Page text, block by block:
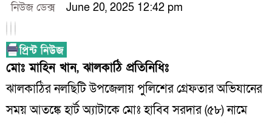
নিউজ ডেক্স June 20, 2025 12:42 pm
মোঃ মাহিন খান, ঝালকাঠি প্রতিনিধিঃ
ঝালকাঠির নলছিটি উপজেলায় পুলিশের গ্রেফতার অভিযানের
সময় আতঙ্কে হার্ট অ্যাটাকে মোঃ হাবিব সরদার (৫৮) নামে